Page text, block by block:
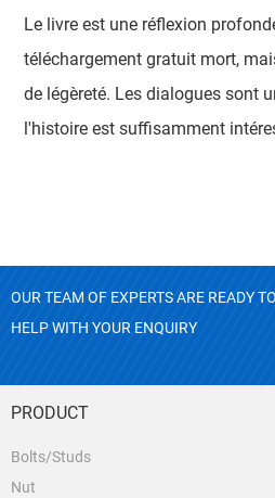
Le livre est une réflexion
téléchargement gratuit mort,
de légèreté. Les dialogues sont
l'histoire est suffisamment
OUR TEAM OF EXPERTS ARE READY TO
HELP WITH YOUR ENQUIRY
PRODUCT
Bolts/Studs
Nut